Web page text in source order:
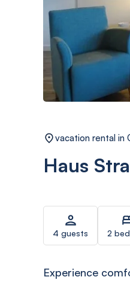
vacation rental in
Haus
4 guests 2
Experience